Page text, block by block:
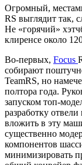
Огромный,
RS выглядит так,
Не «горячий»
клиренсе около
Во-первых, Focus
собирают
TeamRS, но
полтора года.
запуском топ-
разработку
вложить в эту
существенно
компонентов
минимизировать